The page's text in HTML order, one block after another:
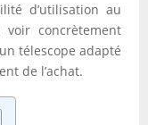
d’utilisation au
concrètement
télescope adapté
de l’achat.